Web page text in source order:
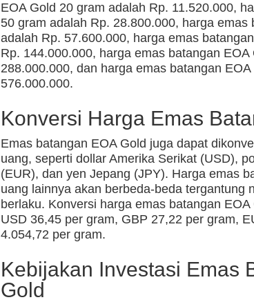
EOA Gold 20 gram adalah Rp. 11.520.000,
50 gram adalah Rp. 28.800.000, harga emas
adalah Rp. 57.600.000, harga emas
Rp. 144.000.000, harga emas batangan
288.000.000, dan harga emas batangan
576.000.000.
Konversi Harga Emas
Emas batangan EOA Gold juga dapat
uang, seperti dollar Amerika Serikat (USD),
(EUR), dan yen Jepang (JPY). Harga emas
uang lainnya akan berbeda-beda tergantung
berlaku. Konversi harga emas batangan
USD 36,45 per gram, GBP 27,22 per gram,
4.054,72 per gram.
Kebijakan Investasi Emas
Gold